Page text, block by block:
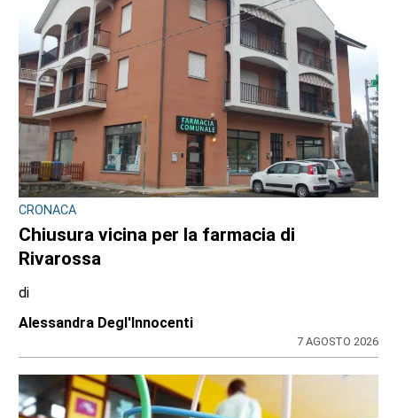
CONTRASTO ALLO SPACCIO DI DROGA
Scaglia il monopattino contro la volante e
finge di essere minorenne: arrestato
pusher 20enne con 30 dosi di crack